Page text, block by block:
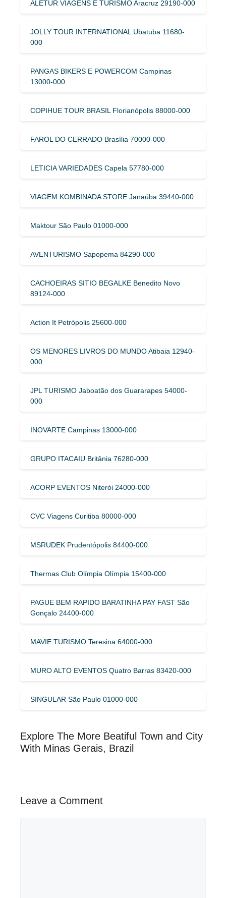
ALETUR VIAGENS E TURISMO Aracruz 29190-000
JOLLY TOUR INTERNATIONAL Ubatuba 11680-
000
PANGAS BIKERS E POWERCOM Campinas
13000-000
COPIHUE TOUR BRASIL Florianópolis 88000-000
FAROL DO CERRADO Brasília 70000-000
LETICIA VARIEDADES Capela 57780-000
VIAGEM KOMBINADA STORE Janaúba 39440-000
Maktour São Paulo 01000-000
AVENTURISMO Sapopema 84290-000
CACHOEIRAS SITIO BEGALKE Benedito Novo
89124-000
Action It Petrópolis 25600-000
OS MENORES LIVROS DO MUNDO Atibaia 12940-
000
JPL TURISMO Jaboatão dos Guararapes 54000-
000
INOVARTE Campinas 13000-000
GRUPO ITACAIU Britânia 76280-000
ACORP EVENTOS Niterói 24000-000
CVC Viagens Curitiba 80000-000
MSRUDEK Prudentópolis 84400-000
Thermas Club Olímpia Olímpia 15400-000
PAGUE BEM RAPIDO BARATINHA PAY FAST São
Gonçalo 24400-000
MAVIE TURISMO Teresina 64000-000
MURO ALTO EVENTOS Quatro Barras 83420-000
SINGULAR São Paulo 01000-000
Explore The More Beatiful Town and City
With Minas Gerais, Brazil
Leave a Comment